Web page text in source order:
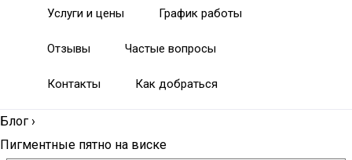
Услуги и цены График работы
Отзывы Частые вопросы
Контакты Как добраться
Блог ›
Пигментные пятно на виске